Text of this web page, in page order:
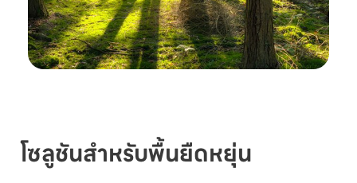
โซลูชันสำหรับพื้นยืดหยุ่น